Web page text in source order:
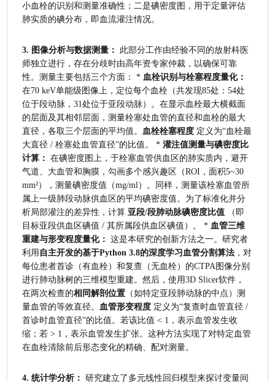
小血栓的识别和测量准确性；二是碘密度图，用于定量评估
肺实质的碘分布，即血流灌注情况。
3. 图像分析与数据测量：
此部分工作由经验不同的放射科医
师独立进行，存在分歧时由高年资专家仲裁，以确保可靠
性。测量主要包括三个方面： * 血栓识别与栓塞程度量化：
在70 keV单能级图像上，定位每个血栓（共发现85处：54处
位于段动脉，31处位于亚段动脉）。在显示血栓最大横截面
的层面及其相邻层面，测量栓塞处血管的直径和血栓的最大
直径，各取三个层面的平均值。
血栓栓塞程度 定义为“血栓最
大直径 / 栓塞处血管直径”的比值。 * 灌注值测量与碘密度比
计算： 在碘密度图上，于栓塞血管供血区的肺实质内，避开
气道、大血管和胸膜，勾画多个感兴趣区（ROI，面积5~30
mm²），测量碘密度值（mg/ml）。同样，测量该栓塞血管所
属上一级肺段动脉供血区的平均碘密度值。为了标准化并分
析局部灌注的差异性，计算 亚段/段肺动脉碘密度比值 （即
目标亚段供血区碘值 / 其所属段供血区碘值）。 * 血管三维
重建与形变程度量化： 这是本研究的创新方法之一。研究者
利用 自主开发的基于Python 3.8的深度学习血管分割算法 ，对
每位患者首诊（有血栓）和复查（无血栓）的CTPA图像分别
进行肺动脉树的三维模型重建。然后，使用3D Slicer软件，
在两次检查的相同解剖位置 （如特定亚段肺动脉的中点）测
量血管的等效直径。
血管形变程度 定义为“复查时血管直径 /
首诊时血管直径”的比值。若该比值 < 1，表示血管发生收
缩；若 > 1，表示血管发生扩张。这种方法实现了对特定血管
在血栓清除前后形态变化的精确、配对测量。
4. 统计学分析： 研究建立了多元线性回归模型来探讨变量间